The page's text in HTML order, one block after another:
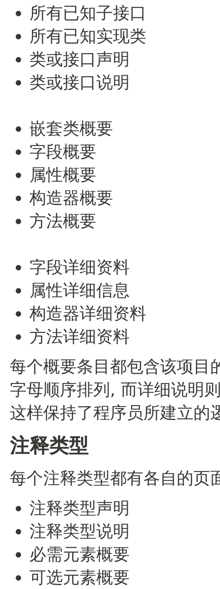
所有已知子接口
所有已知实现类
类或接口声明
类或接口说明
嵌套类概要
字段概要
属性概要
构造器概要
方法概要
字段详细资料
属性详细信息
构造器详细资料
方法详细资料
每个概要条目都包含该项目
字母顺序排列, 而详细说明
这样保持了程序员所建立的
注释类型
每个注释类型都有各自的页
注释类型声明
注释类型说明
必需元素概要
可选元素概要